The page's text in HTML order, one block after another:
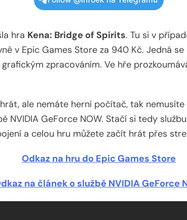
hra Kena: Bridge of Spirits. Tu si v
v Epic Games Store za 940 Kč. Jedná
zpracováním. Ve hře
ale nemáte herní počítač, tak
NVIDIA GeForce NOW. Stačí si tedy
a celou hru můžete začít hrát přes
Odkaz na hru do Epic Games Store
na článek o službě NVIDIA GeForce